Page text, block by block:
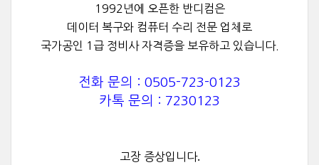
1992년에 오픈한 반디컴은
데이터 복구와 컴퓨터 수리 전문 업체로
국가공인 1급 정비사 자격증을 보유하고 있습니다.
전화 문의 : 0505-723-0123
카톡 문의 : 7230123
고장 증상입니다.